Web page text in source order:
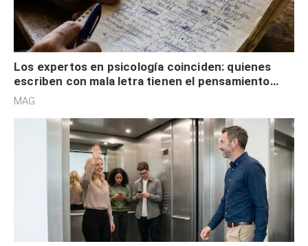
Los expertos en psicología coinciden: quienes
escriben con mala letra tienen el pensamiento
acelerado y no lo hacen por desinterés
MAG.